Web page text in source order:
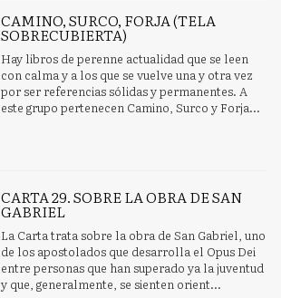
CAMINO, SURCO, FORJA (TELA
SOBRECUBIERTA)
Hay libros de perenne actualidad que se leen
con calma y a los que se vuelve una y otra vez
por ser referencias sólidas y permanentes. A
este grupo pertenecen Camino, Surco y Forja...
CARTA 29. SOBRE LA OBRA DE SAN
GABRIEL
La Carta trata sobre la obra de San Gabriel, uno
de los apostolados que desarrolla el Opus Dei
entre personas que han superado ya la juventud
y que, generalmente, se sienten orient...